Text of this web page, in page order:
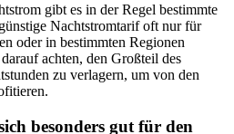
gibt es in der Regel bestimmte
Nachtstromtarif oft nur für
oder in bestimmten Regionen
achten, den Großteil des
zu verlagern, um von den
besonders gut für den